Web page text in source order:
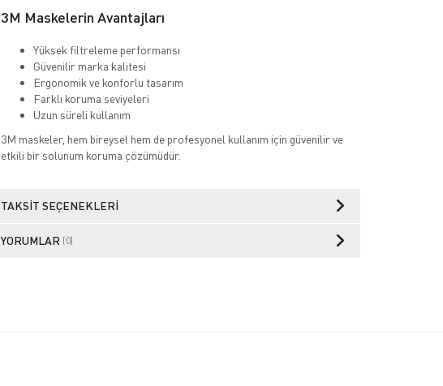
3M Maskelerin Avantajları
Yüksek filtreleme performansı
Güvenilir marka kalitesi
Ergonomik ve konforlu tasarım
Farklı koruma seviyeleri
Uzun süreli kullanım
3M maskeler, hem bireysel hem de profesyonel kullanım için güvenilir ve
etkili bir solunum koruma çözümüdür.
TAKSIT SEÇENEKLERI
YORUMLAR (0)